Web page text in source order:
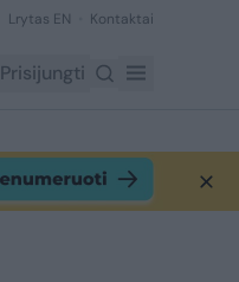
Lrytas EN Kontaktai
Prisijungti